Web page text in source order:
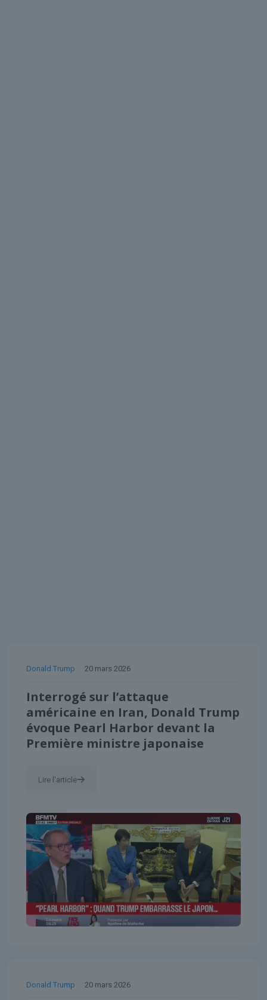
Donald Trump 20 mars 2026
Interrogé sur l’attaque
américaine en Iran, Donald Trump
évoque Pearl Harbor devant la
Première ministre japonaise
Lire l'article
Donald Trump 20 mars 2026